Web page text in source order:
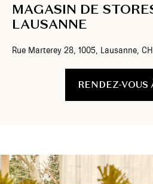
MAGASIN DE
LAUSANNE
Rue Marterey 28, 1005, Lausanne, CH
RENDEZ-